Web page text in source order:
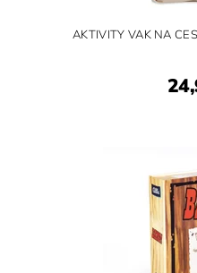
AKTIVITY VAK NA